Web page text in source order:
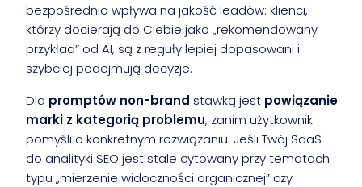
bezpośrednio wpływa na jakość leadów: klienci,
którzy docierają do Ciebie jako „rekomendowany
przykład” od AI, są z reguły lepiej dopasowani i
szybciej podejmują decyzje.
Dla promptów non-brand stawką jest powiązanie
marki z kategorią problemu, zanim użytkownik
pomyśli o konkretnym rozwiązaniu. Jeśli Twój SaaS
do analityki SEO jest stale cytowany przy tematach
typu „mierzenie widoczności organicznej” czy